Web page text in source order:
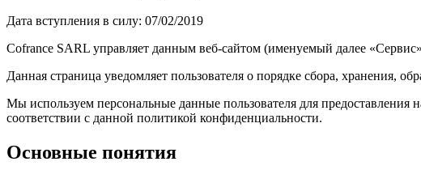
Дата вступления в силу: 07/02/2019
Cofrance SARL управляет данным веб-сайтом (именуемый далее
Данная страница уведомляет пользователя о порядке сбора, хранения,
Мы используем персональные данные пользователя для
соответствии с данной политикой конфиденциальности.
Основные понятия